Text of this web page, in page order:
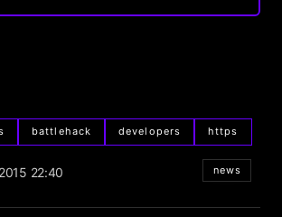
battlehack developers https
22:40 news